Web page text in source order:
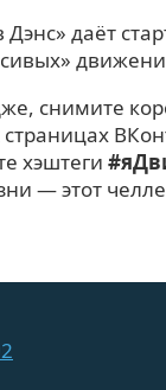
Дэнс» даёт
снимите
хэштеги
— этот